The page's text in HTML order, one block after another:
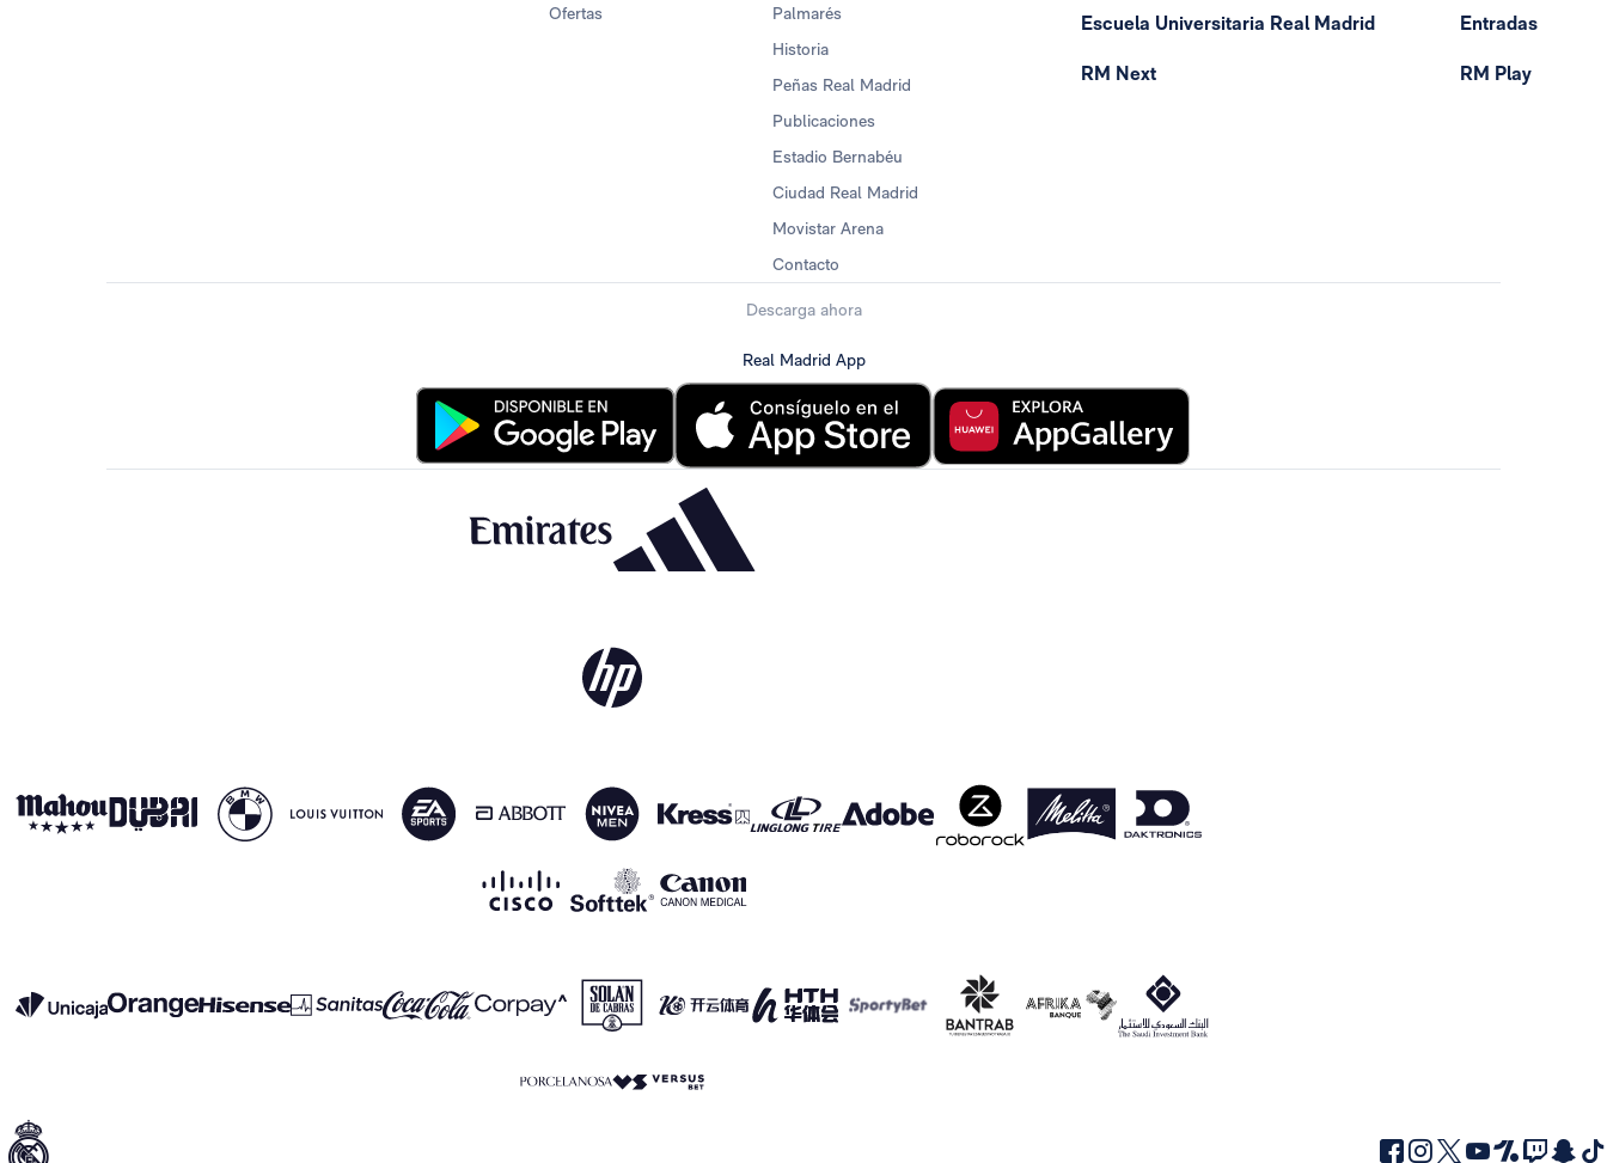
Ofertas
Palmarés
Historia
Peñas Real Madrid
Publicaciones
Estadio Bernabéu
Ciudad Real Madrid
Movistar Arena
Contacto
Escuela Universitaria Real Madrid
RM Next
Entradas
RM Play
Descarga ahora
Real Madrid App